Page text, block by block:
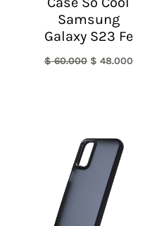
Samsung
Galaxy S23 Fe
$60.000 $ 48.000